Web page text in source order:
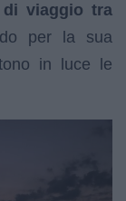
di viaggio tra
per la sua
in luce le